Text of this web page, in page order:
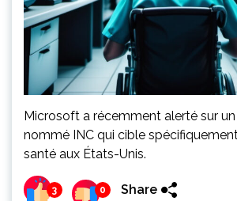
Microsoft a récemment alerté sur
nommé INC qui cible
santé aux États-Unis.
3 0 Share